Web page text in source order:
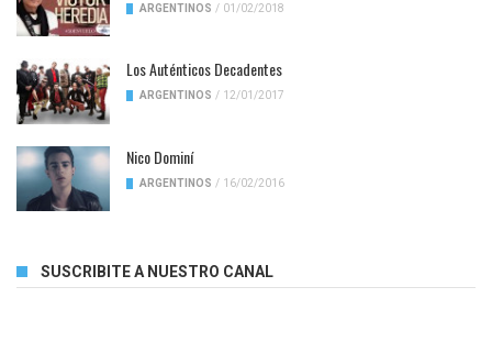
ARGENTINOS / 01/02/2018
Los Auténticos Decadentes
ARGENTINOS / 12/01/2017
Nico Dominí
ARGENTINOS / 16/02/2016
SUSCRIBITE A NUESTRO CANAL